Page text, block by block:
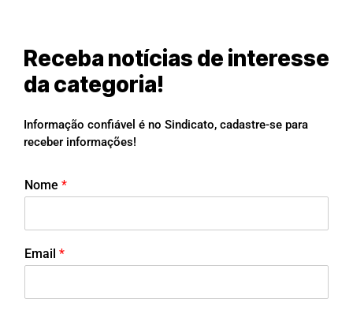
Receba notícias de interesse
da categoria!
Informação confiável é no Sindicato, cadastre-se para
receber informações!
Nome *
Email *